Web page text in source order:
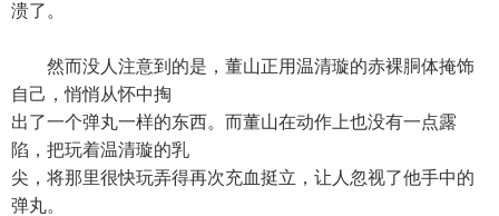
溃了。
然而没人注意到的是，董山正用温清璇的赤裸胴体掩饰
自己，悄悄从怀中掏
出了一个弹丸一样的东西。而董山在动作上也没有一点露
陷，把玩着温清璇的乳
尖，将那里很快玩弄得再次充血挺立，让人忽视了他手中的
弹丸。